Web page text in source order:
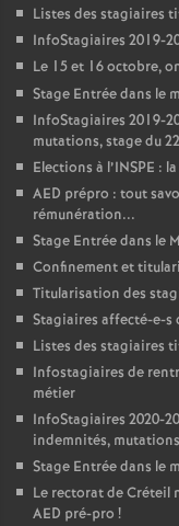
Listes des stagiaires
InfoStagiaires 2019-
Le 15 et 16 octobre,
Stage Entrée dans le
InfoStagiaires 2019-
mutations, stage du
Elections à l’INSPE : la
AED prépro : tout
rémunération...
Stage Entrée dans le
Confinement et
Titularisation des
Stagiaires affecté-e-s
Listes des stagiaires
Infostagiaires de
métier
InfoStagiaires 2020-
indemnités, mutations
Stage Entrée dans le
Le rectorat de Créteil
AED pré-pro !